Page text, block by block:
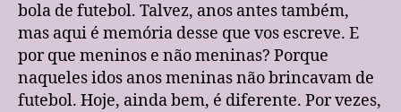
de
crianças.
bola de futebol. Talvez, anos antes também,
mas aqui é memória desse que vos escreve. E
por que meninos e não meninas? Porque
naqueles idos anos meninas não brincavam de
futebol. Hoje, ainda bem, é diferente. Por vezes,